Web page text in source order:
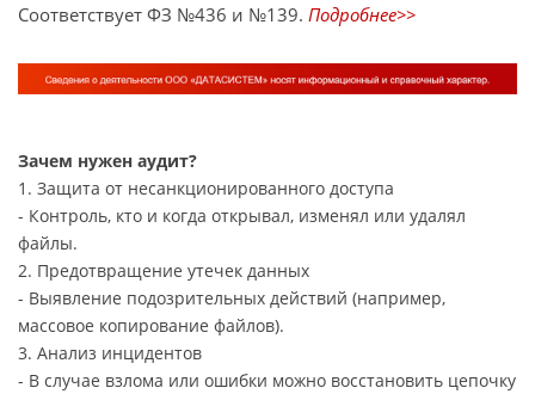
Соответствует ФЗ №436 и №139. Подробнее>>
Зачем нужен аудит?
1. Защита от несанкционированного доступа
- Контроль, кто и когда открывал, изменял или удалял
файлы.
2. Предотвращение утечек данных
- Выявление подозрительных действий (например,
массовое копирование файлов).
3. Анализ инцидентов
- В случае взлома или ошибки можно восстановить цепочку